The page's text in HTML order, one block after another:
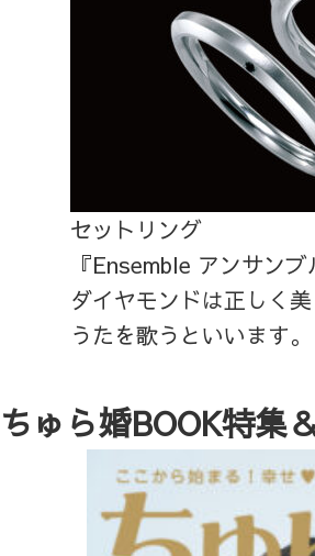
セットリング
『Ensemble アンサンブ
ダイヤモンドは正しく
うたを歌うといいます。
ちゅら婚BOOK特集